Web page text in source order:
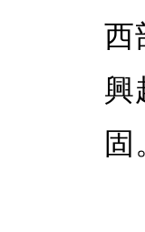
西
興
固